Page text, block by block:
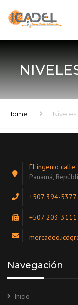
Home
El ingenio calle
Panamá,
+507 394-5377
+507 203-3111
Navegación
Inicio